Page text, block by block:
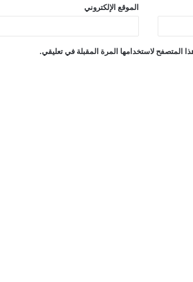
الموقع الإلكتروني
المتصفح لاستخدامها المرة المقبلة في تعليقي.